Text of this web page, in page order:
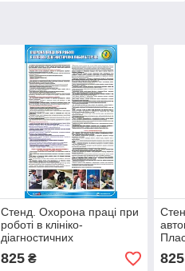
Стенд. Охорона праці при
роботі в клініко-
діагностичних
лабораторіях. 0,6х1,0.
Пластик
825₴ 825